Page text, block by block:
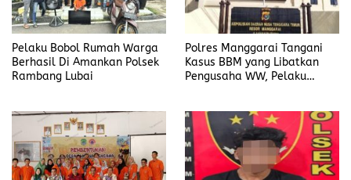
Pelaku Bobol Rumah Warga
Berhasil Di Amankan Polsek
Rambang Lubai
Polres Manggarai Tangani
Kasus BBM yang Libatkan
Pengusaha WW, Pelaku